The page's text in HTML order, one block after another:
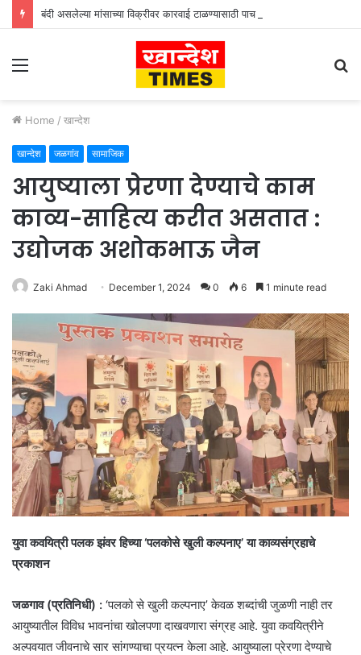
बंदी असलेल्या मांसाच्या विक्रीवर कारवाई टाळण्यासाठी पाच लाखांची मागणी
Menu
Home / खान्देश
खान्देश जळगांव सामाजिक
आयुष्याला प्रेरणा देण्याचे काम
काव्य-साहित्य करीत असतात :
उद्योजक अशोकभाऊ जैन
Zaki Ahmad December 1, 2024 0 6 1 minute read
युवा कवयित्री पलक झंवर हिच्या ‘पलकोसे खुली कल्पनाए’ या काव्यसंग्रहाचे
प्रकाशन
जळगाव (प्रतिनिधी) : ‘पलको से खुली कल्पनाए’ केवळ शब्दांची जुळणी नाही तर
आयुष्यातील विविध भावनांचा खोलपणा दाखवणारा संग्रह आहे. युवा कवयित्रीने
अल्पवयात जीवनाचे सार सांगण्याचा प्रयत्न केला आहे. आयुष्याला प्रेरणा देण्याचे